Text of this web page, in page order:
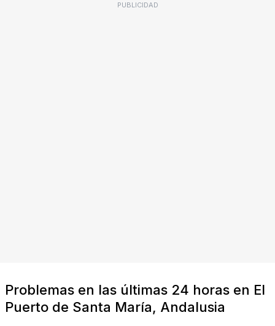
PUBLICIDAD
Problemas en las últimas 24 horas en El
Puerto de Santa María, Andalusia